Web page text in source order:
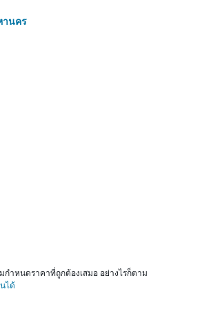
านคร
กำหนดราคาที่ถูกต้องเสมอ อย่างไรก็ตาม
ได้